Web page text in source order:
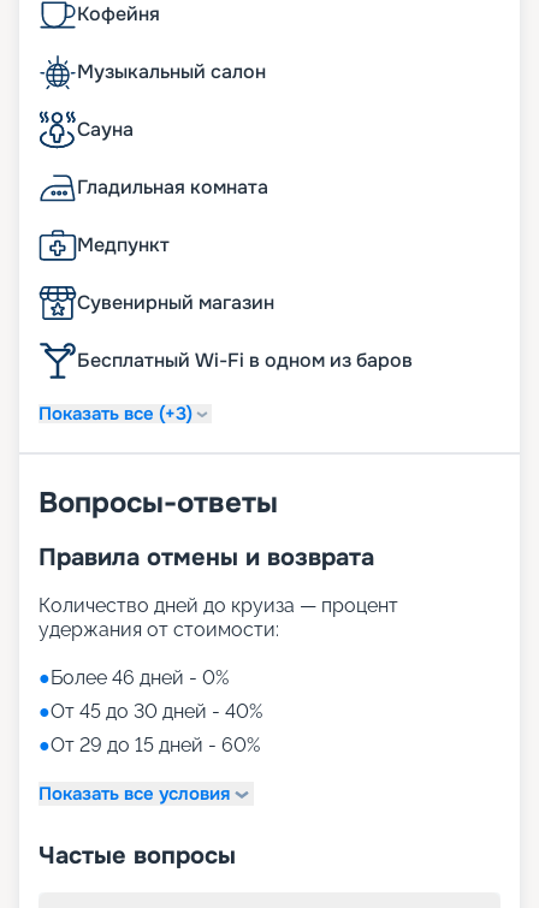
Кофейня
Музыкальный салон
Сауна
Гладильная комната
Медпункт
Сувенирный магазин
Бесплатный Wi-Fi в одном из баров
Показать все (+3)
Вопросы-ответы
Правила отмены и возврата
Количество дней до круиза — процент
удержания от стоимости:
●Более 46 дней - 0%
●От 45 до 30 дней - 40%
●От 29 до 15 дней - 60%
Показать все условия
Частые вопросы